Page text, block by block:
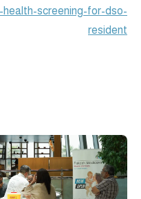
screening-for-dso-
resident